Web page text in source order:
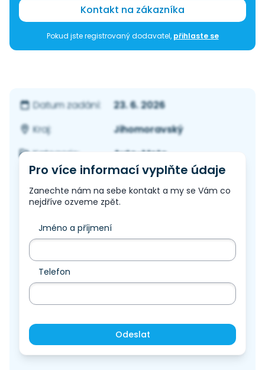
Kontakt na zákazníka
Pokud jste registrovaný dodavatel, přihlaste se
Datum zadání:
23. 6. 2026
Kraj:
Jihomoravský
Kategorie:
Auto-Moto
Pro více informací vyplňte údaje
Zanechte nám na sebe kontakt a my se Vám co
nejdříve ozveme zpět.
Jméno a příjmení
Telefon
Odeslat